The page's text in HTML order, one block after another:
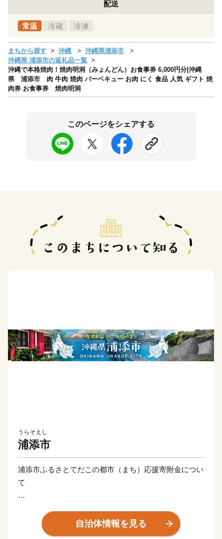
配送
常温 冷蔵 冷凍
まちから探す 沖縄
沖縄県浦添市
沖縄県 浦添市の返礼品一覧
沖縄で本格焼肉！焼肉明洞（みょんどん）お食事券 6,000円分|沖縄
県 浦添市 肉 牛肉 焼肉 バーベキュー お肉 にく 食品 人気 ギフト 焼
肉券 お食事券 焼肉明洞
このページをシェアする
うらそえし
浦添市
浦添市ふるさとてだこの都市（まち）応援寄附金につい
て
には、心ばかりの返礼品を差し上げております。
この機会にぜひ浦添市の魅力を感じていただけると幸い
自治体情報を見る